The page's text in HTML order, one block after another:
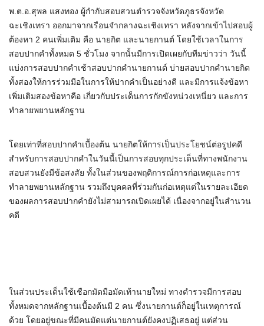
พ.ต.อ.สุพล แสงทอง ผู้กำกับสอบสวนตำรวจจังหวัดภูธรจังหวัด
ฉะเชิงเทรา ออกมาจากเรือนจำกลางฉะเชิงเทรา หลังจากเข้าไปสอบผู้
ต้องหา 2 คนเพิ่มเติม คือ นายกิต และนายกานต์ โดยใช้เวลาในการ
สอบปากคำทั้งหมด 5 ชั่วโมง จากนั้นมีการเปิดเผยกับทีมข่าวว่า วันนี้
แบ่งการสอบปากคำเช้าสอบปากคำนายกานต์ บ่ายสอบปากคำนายกิต
ทั้งสองให้การร่วมมือในการให้ปากคำเป็นอย่างดี และมีการแจ้งข้อหา
เพิ่มเติมสองข้อหาคือ เกี่ยวกับประเด็นการกักขังหน่วงเหนี่ยว และการ
ทำลายพยานหลักฐาน
โดยเท่าที่สอบปากคำเบื้องต้น นายกิตให้การเป็นประโยชน์ต่อรูปคดี
สำหรับการสอบปากคำในวันนี้เป็นการสอบทุกประเด็นที่ทางพนักงาน
สอบสวนยังมีข้อสงสัย ทั้งในส่วนของพฤติการณ์การก่อเหตุและการ
ทำลายพยานหลักฐาน รวมถึงบุคคลที่ร่วมกันก่อเหตุแต่ในรายละเอียด
ของผลการสอบปากคำยังไม่สามารถเปิดเผยได้ เนื่องจากอยู่ในสำนวน
คดี
ในส่วนประเด็นใช้เชือกมัดมือมัดเท้านายใหม่ ทางตำรวจมีการสอบ
ทั้งหมดจากหลักฐานเบื้องต้นมี 2 คน ซึ่งนายกานต์ก็อยู่ในเหตุการณ์
ด้วย โดยอยู่ขณะที่มีคนมัดแต่นายกานต์ยังคงปฏิเสธอยู่ แต่ส่วน